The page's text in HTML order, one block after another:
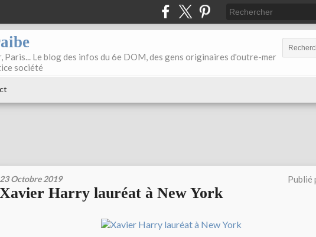
Paris... Le blog des infos du 6e DOM, des gens originaires d'outre-mer
société
23 Octobre 2019 Publié
Xavier Harry lauréat à New York